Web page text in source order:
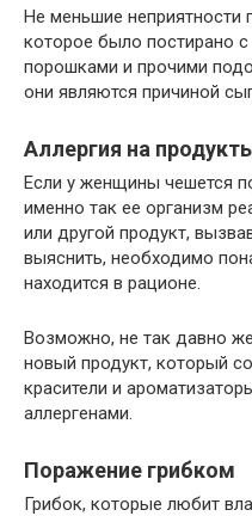
Не меньшие неприятности
которое было постирано
порошками и прочими
они являются причиной
Аллергия на
Если у женщины чешется
именно так ее организм
или другой продукт,
выяснить, необходимо
находится в рационе.
Возможно, не так давно
новый продукт, который
красители и
аллергенами.
Поражение грибком
Грибок, которые любит